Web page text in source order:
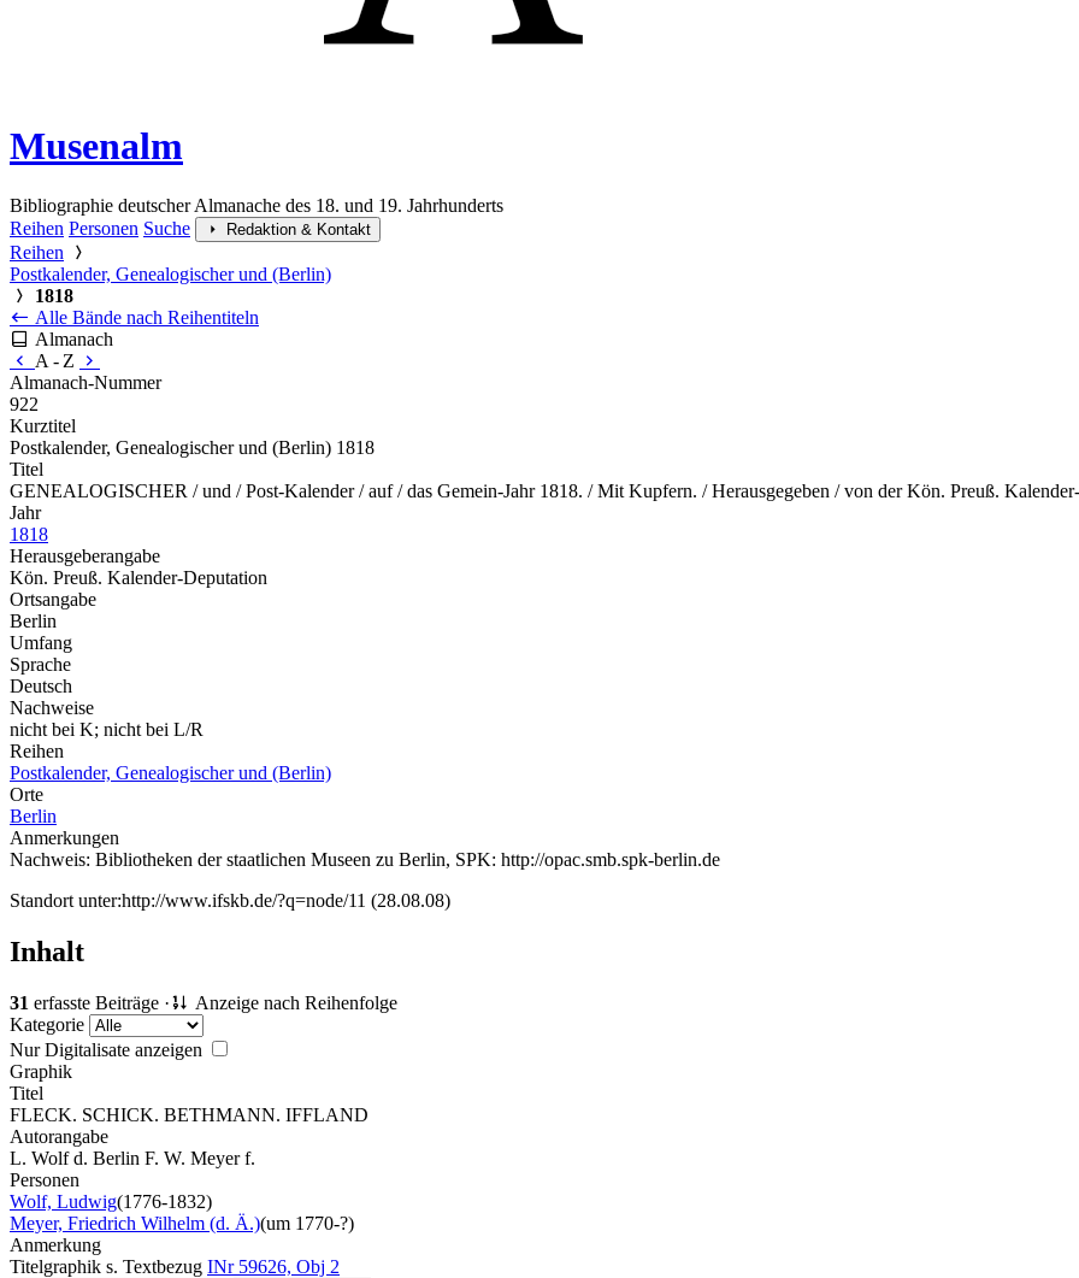
Musenalm
Bibliographie deutscher Almanache des 18. und 19. Jahrhunderts
Reihen Personen Suche Redaktion & Kontakt
Reihen
Postkalender, Genealogischer und (Berlin)
1818
Alle Bände nach Reihentiteln
Almanach
A - Z
Almanach-Nummer
922
Kurztitel
Postkalender, Genealogischer und (Berlin) 1818
Titel
GENEALOGISCHER / und / Post-Kalender / auf / das Gemein-Jahr 1818. / Mit Kupfern. / Herausgegeben / von der Kön. Preuß.
Jahr
1818
Herausgeberangabe
Kön. Preuß. Kalender-Deputation
Ortsangabe
Berlin
Umfang
Sprache
Deutsch
Nachweise
nicht bei K; nicht bei L/R
Reihen
Postkalender, Genealogischer und (Berlin)
Orte
Berlin
Anmerkungen
Nachweis: Bibliotheken der staatlichen Museen zu Berlin, SPK: http://opac.smb.spk-berlin.de
Standort unter:http://www.ifskb.de/?q=node/11 (28.08.08)
Inhalt
31 erfasste Beiträge ·
Anzeige nach Reihenfolge
Kategorie
Nur Digitalisate anzeigen
Graphik
Titel
FLECK. SCHICK. BETHMANN. IFFLAND
Autorangabe
L. Wolf d. Berlin F. W. Meyer f.
Personen
Wolf, Ludwig(1776-1832)
Meyer, Friedrich Wilhelm (d. Ä.)(um 1770-?)
Anmerkung
Titelgraphik s. Textbezug INr 59626, Obj 2